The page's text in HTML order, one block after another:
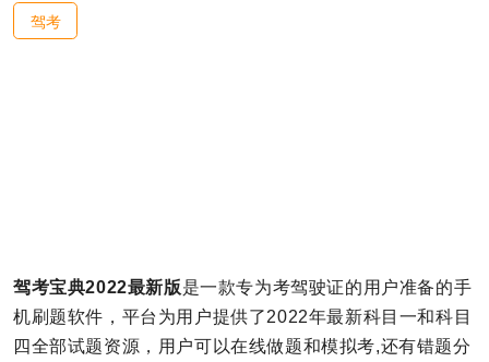
驾考
驾考宝典2022最新版是一款专为考驾驶证的用户准备的手
机刷题软件，平台为用户提供了2022年最新科目一和科目
四全部试题资源，用户可以在线做题和模拟考,还有错题分